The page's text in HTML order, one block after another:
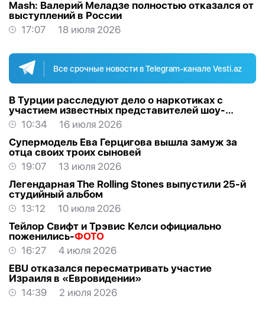
Mash: Валерий Меладзе полностью отказался от
выступлений в России
17:07
18 июля 2026
Все срочные новости в Telegram-канале Vesti.az
В Турции расследуют дело о наркотиках с
участием известных представителей шоу-
бизнеса
10:34
16 июля 2026
Супермодель Ева Герцигова вышла замуж за
отца своих троих сыновей
19:07
13 июля 2026
Легендарная The Rolling Stones выпустили 25-й
студийный альбом
13:12
10 июля 2026
Тейлор Свифт и Трэвис Келси официально
поженились-ФОТО
16:27
4 июля 2026
EBU отказался пересматривать участие
Израиля в «Евровидении»
14:39
2 июля 2026